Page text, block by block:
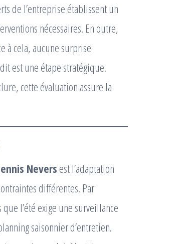
de l’entreprise établissent un
nécessaires. En outre,
à cela, aucune surprise
est une étape stratégique.
cette évaluation assure la
Nevers est l’adaptation
différentes. Par
l’été exige une surveillance
saisonnier d’entretien.